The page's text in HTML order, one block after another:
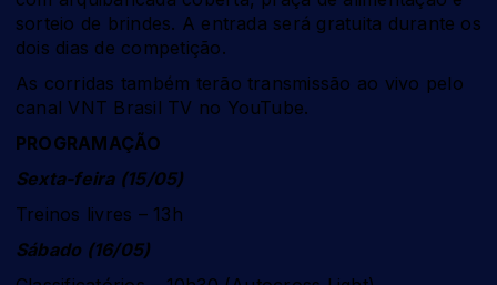
sorteio de brindes. A entrada será gratuita durante os
dois dias de competição.
As corridas também terão transmissão ao vivo pelo
canal VNT Brasil TV no YouTube.
PROGRAMAÇÃO
Sexta-feira (15/05)
Treinos livres – 13h
Sábado (16/05)